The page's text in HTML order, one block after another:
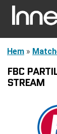
Hem »
FBC
STREAM